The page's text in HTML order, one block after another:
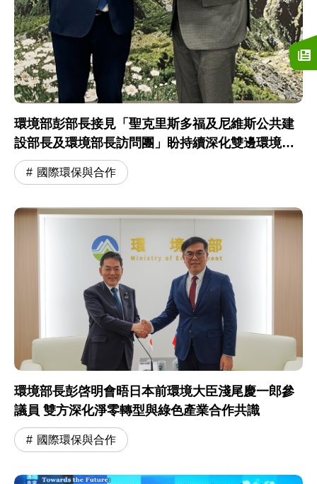
環境部彭部長接見「聖克里斯多福及尼維斯公共建
設部長及環境部長訪問團」盼持續深化雙邊環境合
作交流
國際環保與合作
環境部長彭啓明會晤日本前環境大臣淺尾慶一郎參
議員 雙方深化淨零轉型與綠色產業合作共識
國際環保與合作